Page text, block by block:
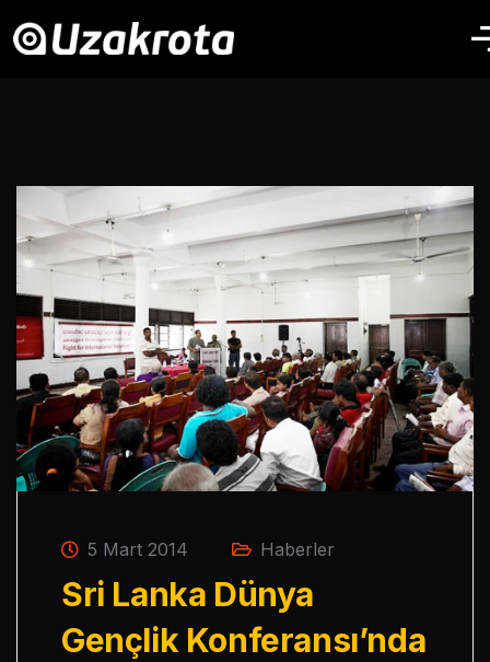
5 Mart 2014 Haberler
Sri Lanka Dünya
Gençlik Konferansı’nda